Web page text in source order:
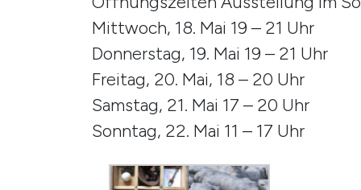
Mittwoch, 18. Mai 19 – 21 Uhr
Donnerstag, 19. Mai 19 – 21 Uhr
Freitag, 20. Mai, 18 – 20 Uhr
Samstag, 21. Mai 17 – 20 Uhr
Sonntag, 22. Mai 11 – 17 Uhr